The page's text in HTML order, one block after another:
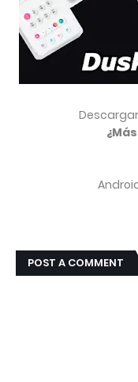
POST A COMMENT